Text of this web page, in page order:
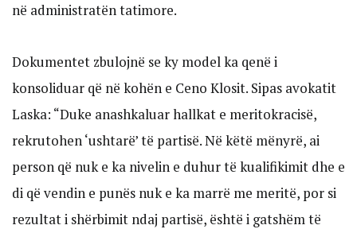
në administratën tatimore.
Dokumentet zbulojnë se ky model ka qenë i
konsoliduar që në kohën e Ceno Klosit. Sipas avokatit
Laska: “Duke anashkaluar hallkat e meritokracisë,
rekrutohen ‘ushtarë’ të partisë. Në këtë mënyrë, ai
person që nuk e ka nivelin e duhur të kualifikimit dhe e
di që vendin e punës nuk e ka marrë me meritë, por si
rezultat i shërbimit ndaj partisë, është i gatshëm të